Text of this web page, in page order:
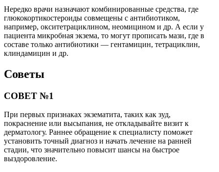
Нередко врачи назначают комбинированные средства, где
глюкокортикостероиды совмещены с антибиотиком,
например, окситетрациклином, неомицином и др. А если у
пациента микробная экзема, то могут прописать мази, где в
составе только антибиотики — гентамицин, тетрациклин,
клиндамицин и др.
Советы
СОВЕТ №1
При первых признаках экзематита, таких как зуд,
покраснение или высыпания, не откладывайте визит к
дерматологу. Раннее обращение к специалисту поможет
установить точный диагноз и начать лечение на ранней
стадии, что значительно повысит шансы на быстрое
выздоровление.